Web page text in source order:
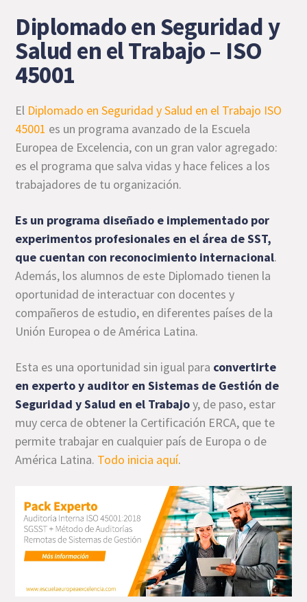
Diplomado en Seguridad y
Salud en el Trabajo – ISO
45001
El Diplomado en Seguridad y Salud en el Trabajo ISO
45001 es un programa avanzado de la Escuela
Europea de Excelencia, con un gran valor agregado:
es el programa que salva vidas y hace felices a los
trabajadores de tu organización.
Es un programa diseñado e implementado por
experimentos profesionales en el área de SST,
que cuentan con reconocimiento internacional.
Además, los alumnos de este Diplomado tienen la
oportunidad de interactuar con docentes y
compañeros de estudio, en diferentes países de la
Unión Europea o de América Latina.
Esta es una oportunidad sin igual para convertirte
en experto y auditor en Sistemas de Gestión de
Seguridad y Salud en el Trabajoy, de paso, estar
muy cerca de obtener la Certificación ERCA, que te
permite trabajar en cualquier país de Europa o de
América Latina. Todo inicia aquí.